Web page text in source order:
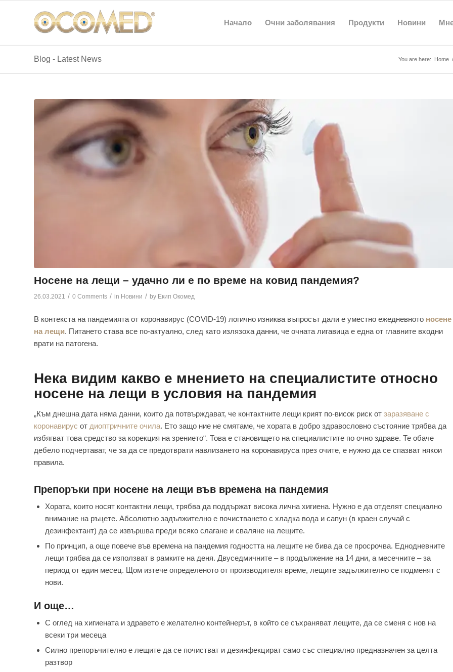
Начало Очни заболявания Продукти Новини
Blog - Latest News You are here: Home /
Носене на лещи – удачно ли е по време на ковид пандемия?
26.03.2021 / 0 Comments / in Новини / by Екип Окомед
В контекста на пандемията от коронавирус (COVID-19) логично изниква въпросът дали е уместно ежедневното носене
на лещи. Питането става все по-актуално, след като излязоха данни, че очната лигавица е една от главните входни
врати на патогена.
Нека видим какво е мнението на специалистите относно
носене на лещи в условия на пандемия
„Към днешна дата няма данни, които да потвърждават, че контактните лещи крият по-висок риск от заразяване с
коронавирус от диоптричните очила. Ето защо ние не смятаме, че хората в добро здравословно състояние трябва да
избягват това средство за корекция на зрението“. Това е становището на специалистите по очно здраве. Те обаче
дебело подчертават, че за да се предотврати навлизането на коронавируса през очите, е нужно да се спазват някои
правила.
Препоръки при носене на лещи във времена на пандемия
Хората, които носят контактни лещи, трябва да поддържат висока лична хигиена. Нужно е да отделят специално
внимание на ръцете. Абсолютно задължително е почистването с хладка вода и сапун (в краен случай с
дезинфектант) да се извършва преди всяко слагане и сваляне на лещите.
По принцип, а още повече във времена на пандемия годността на лещите не бива да се просрочва. Еднодневните
лещи трябва да се използват в рамките на деня. Двуседмичните – в продължение на 14 дни, а месечните – за
период от един месец. Щом изтече определеното от производителя време, лещите задължително се подменят с
нови.
И още…
С оглед на хигиената и здравето е желателно контейнерът, в който се съхраняват лещите, да се сменя с нов на
всеки три месеца
Силно препоръчително е лещите да се почистват и дезинфекцират само със специално предназначен за целта
разтвор